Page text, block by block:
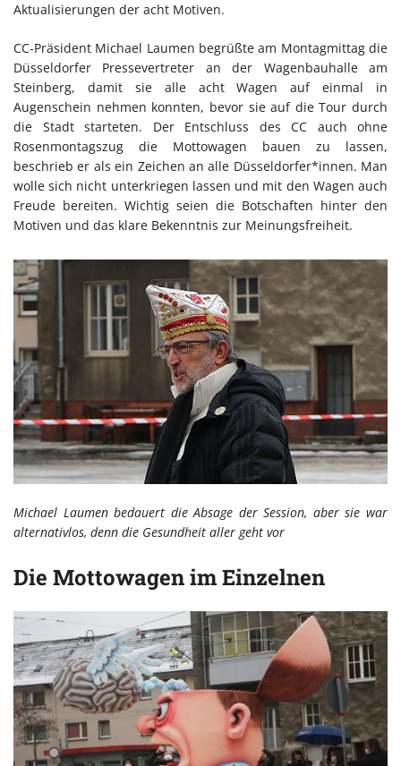
Aktualisierungen der acht Motiven.
CC-Präsident Michael Laumen begrüßte am Montagmittag die
Düsseldorfer Pressevertreter an der Wagenbauhalle am
Steinberg, damit sie alle acht Wagen auf einmal in
Augenschein nehmen konnten, bevor sie auf die Tour durch
die Stadt starteten. Der Entschluss des CC auch ohne
Rosenmontagszug die Mottowagen bauen zu lassen,
beschrieb er als ein Zeichen an alle Düsseldorfer*innen. Man
wolle sich nicht unterkriegen lassen und mit den Wagen auch
Freude bereiten. Wichtig seien die Botschaften hinter den
Motiven und das klare Bekenntnis zur Meinungsfreiheit.
Michael Laumen bedauert die Absage der Session, aber sie war
alternativlos, denn die Gesundheit aller geht vor
Die Mottowagen im Einzelnen